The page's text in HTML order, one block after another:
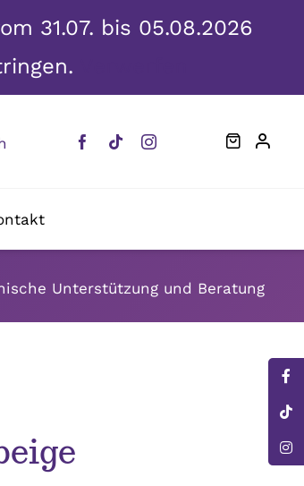
31.07. bis 05.08.2026
Unterstützung und Beratung